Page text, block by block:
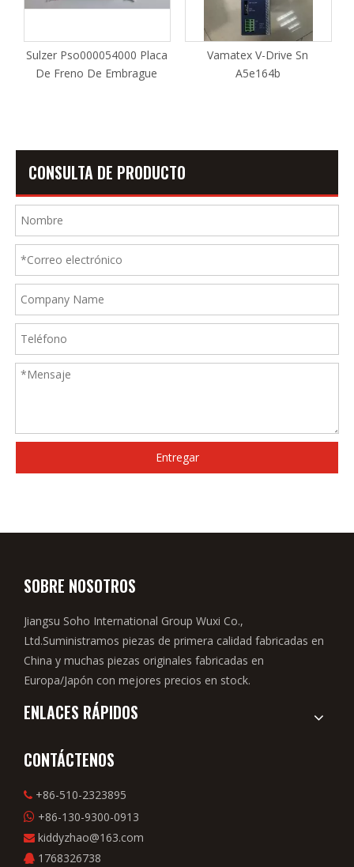
Sulzer Pso000054000 Placa
De Freno De Embrague
Vamatex V-Drive Sn
A5e164b
CONSULTA DE PRODUCTO
Entregar
SOBRE NOSOTROS
Jiangsu Soho International Group Wuxi Co.,
Ltd.Suministramos piezas de primera calidad fabricadas en
China y muchas piezas originales fabricadas en
Europa/Japón con mejores precios en stock.
ENLACES RÁPIDOS
CONTÁCTENOS
 +86-510-2323895
 +86-130-9300-0913
 kiddyzhao@163.com
 1768326738